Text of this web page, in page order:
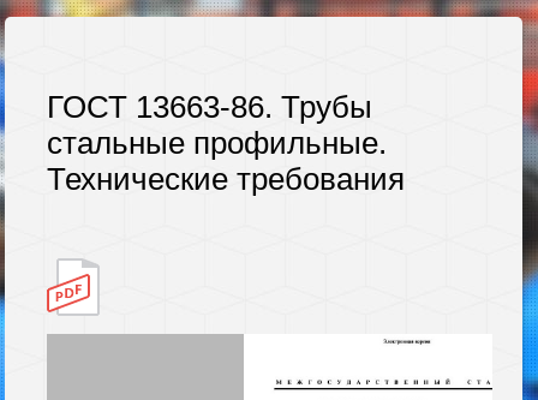
ГОСТ 13663-86. Трубы
стальные профильные.
Технические требования